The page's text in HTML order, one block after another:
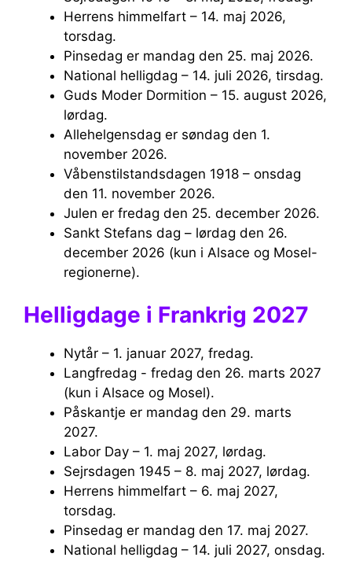
Herrens himmelfart – 14. maj 2026,
torsdag.
Pinsedag er mandag den 25. maj 2026.
National helligdag – 14. juli 2026, tirsdag.
Guds Moder Dormition – 15. august 2026,
lørdag.
Allehelgensdag er søndag den 1.
november 2026.
Våbenstilstandsdagen 1918 – onsdag
den 11. november 2026.
Julen er fredag ​​den 25. december 2026.
Sankt Stefans dag – lørdag den 26.
december 2026 (kun i Alsace og Mosel-
regionerne).
Helligdage i Frankrig 2027
Nytår – 1. januar 2027, fredag.
Langfredag ​​- fredag ​​den 26. marts 2027
(kun i Alsace og Mosel).
Påskantje er mandag den 29. marts
2027.
Labor Day – 1. maj 2027, lørdag.
Sejrsdagen 1945 – 8. maj 2027, lørdag.
Herrens himmelfart – 6. maj 2027,
torsdag.
Pinsedag er mandag den 17. maj 2027.
National helligdag – 14. juli 2027, onsdag.